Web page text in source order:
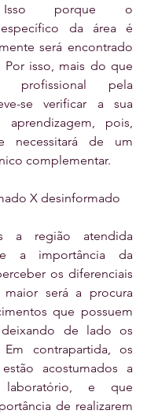
Isso porque o
da área é
será encontrado
Por isso, mais do que
profissional pela
se verificar a sua
pois,
necessitará de um
complementar.
X desinformado
a região atendida
a importância da
os diferenciais
será a procura
que possuem
de lado os
contrapartida, os
acostumados a
e que
de realizarem